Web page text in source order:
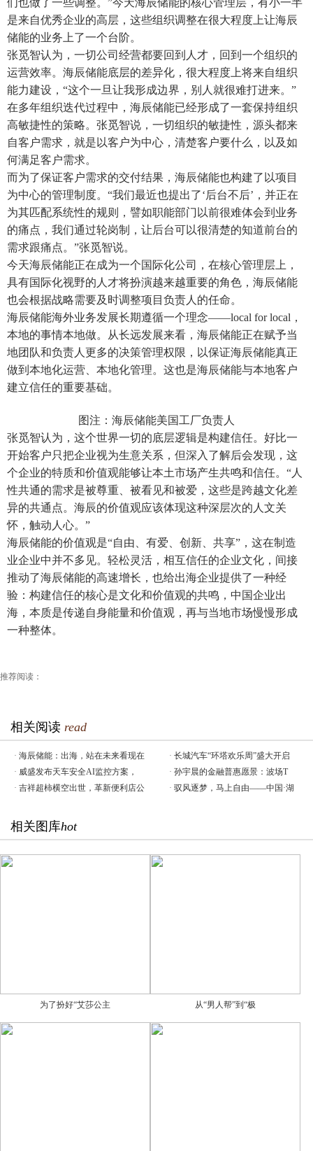
们也做了⼀些调整。”今天海辰储能的核心管理层，有小一半
是来自优秀企业的高层，这些组织调整在很大程度上让海辰
储能的业务上了一个台阶。
张觅智认为，一切公司经营都要回到人才，回到一个组织的
运营效率。海辰储能底层的差异化，很大程度上将来自组织
能力建设，“这个一旦让我形成边界，别人就很难打进来。”
在多年组织迭代过程中，海辰储能已经形成了一套保持组织
高敏捷性的策略。张觅智说，一切组织的敏捷性，源头都来
自客户需求，就是以客户为中心，清楚客户要什么，以及如
何满足客户需求。
而为了保证客户需求的交付结果，海辰储能也构建了以项目
为中心的管理制度。“我们最近也提出了‘后台不后’，并正在
为其匹配系统性的规则，譬如职能部门以前很难体会到业务
的痛点，我们通过轮岗制，让后台可以很清楚的知道前台的
需求跟痛点。”张觅智说。
今天海辰储能正在成为一个国际化公司，在核心管理层上，
具有国际化视野的人才将扮演越来越重要的角色，海辰储能
也会根据战略需要及时调整项目负责人的任命。
海辰储能海外业务发展长期遵循一个理念——local for local，
本地的事情本地做。从长远发展来看，海辰储能正在赋予当
地团队和负责人更多的决策管理权限，以保证海辰储能真正
做到本地化运营、本地化管理。这也是海辰储能与本地客户
建立信任的重要基础。
图注：海辰储能美国工厂负责人
张觅智认为，这个世界一切的底层逻辑是构建信任。好比一
开始客户只把企业视为生意关系，但深入了解后会发现，这
个企业的特质和价值观能够让本土市场产生共鸣和信任。“人
性共通的需求是被尊重、被看见和被爱，这些是跨越文化差
异的共通点。海辰的价值观应该体现这种深层次的人文关
怀，触动人心。”
海辰储能的价值观是“自由、有爱、创新、共享”，这在制造
业企业中并不多见。轻松灵活，相互信任的企业文化，间接
推动了海辰储能的高速增长，也给出海企业提供了一种经
验：构建信任的核心是文化和价值观的共鸣，中国企业出
海，本质是传递自身能量和价值观，再与当地市场慢慢形成
一种整体。
推荐阅读：
相关阅读 read
· 海辰储能：出海，站在未来看现在 · 长城汽车“环塔欢乐周”盛大开启
· 威盛发布天车安全AI监控方案， · ​孙宇晨的金融普惠愿景：波场T
· 吉祥超柿横空出世，革新便利店公 · 驭风逐梦，马上自由——中国·湖
相关图库hot
为了扮好“艾莎公主 从“男人帮”到“极